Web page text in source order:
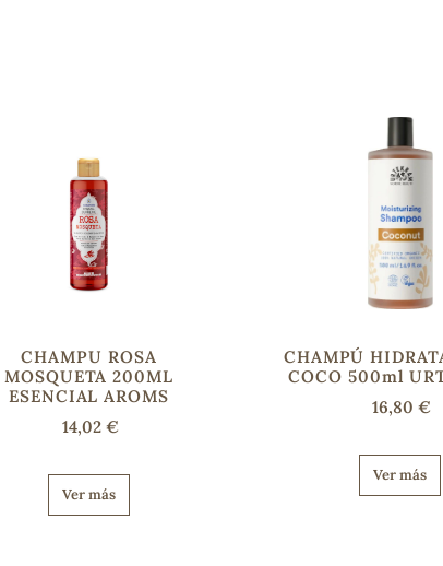
CHAMPU ROSA
MOSQUETA 200ML
ESENCIAL AROMS
14,02 €
Ver más
CHAMPÚ
COCO 500ml
16,80 €
Ver más